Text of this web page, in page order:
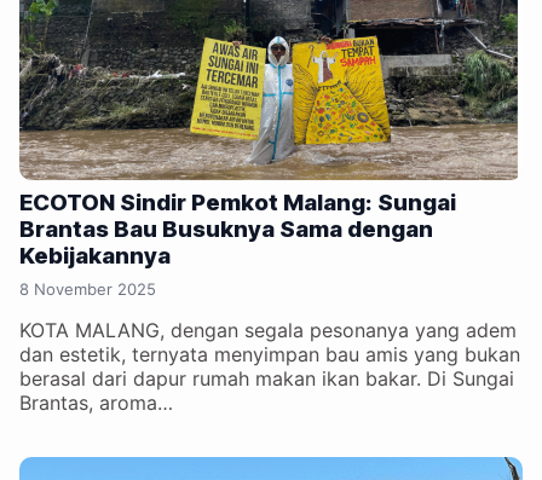
ECOTON Sindir Pemkot Malang: Sungai
Brantas Bau Busuknya Sama dengan
Kebijakannya
8 November 2025
KOTA MALANG, dengan segala pesonanya yang adem
dan estetik, ternyata menyimpan bau amis yang bukan
berasal dari dapur rumah makan ikan bakar. Di Sungai
Brantas, aroma…